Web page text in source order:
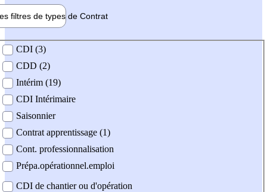
filtres de types de Contrat
contrat
CDI (3)
CDD (2)
Intérim (19)
CDI Intérimaire
Saisonnier
Contrat apprentissage (1)
Cont. professionnalisation
Prépa.opérationnel.emploi
CDI de chantier ou d'opération